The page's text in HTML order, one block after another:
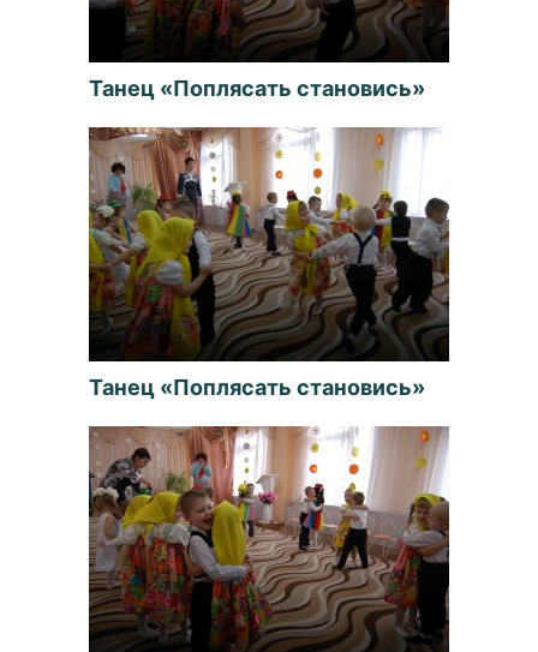
Танец «Поплясать становись»
Танец «Поплясать становись»